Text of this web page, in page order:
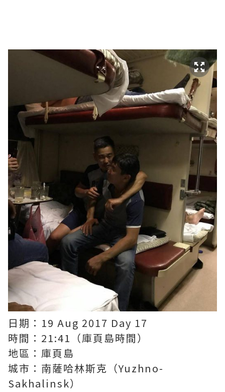
日期：19 Aug 2017 Day 17
時間：21:41（庫頁島時間）
地區：庫頁島
城市：南薩哈林斯克（Yuzhno-
Sakhalinsk）